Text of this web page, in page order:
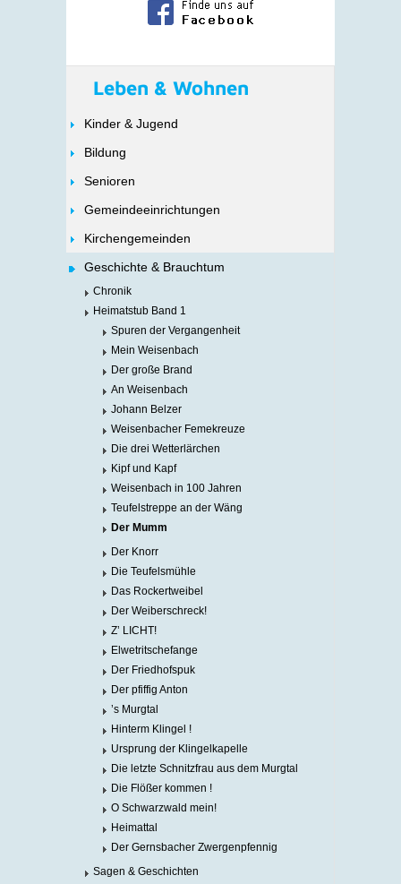
Leben & Wohnen
Kinder & Jugend
Bildung
Senioren
Gemeindeeinrichtungen
Kirchengemeinden
Geschichte & Brauchtum
Chronik
Heimatstub Band 1
Spuren der Vergangenheit
Mein Weisenbach
Der große Brand
An Weisenbach
Johann Belzer
Weisenbacher Femekreuze
Die drei Wetterlärchen
Kipf und Kapf
Weisenbach in 100 Jahren
Teufelstreppe an der Wäng
Der Mumm
Der Knorr
Die Teufelsmühle
Das Rockertweibel
Der Weiberschreck!
Z’ LICHT!
Elwetritschefange
Der Friedhofspuk
Der pfiffig Anton
’s Murgtal
Hinterm Klingel !
Ursprung der Klingelkapelle
Die letzte Schnitzfrau aus dem Murgtal
Die Flößer kommen !
O Schwarzwald mein!
Heimattal
Der Gernsbacher Zwergenpfennig
Sagen & Geschichten